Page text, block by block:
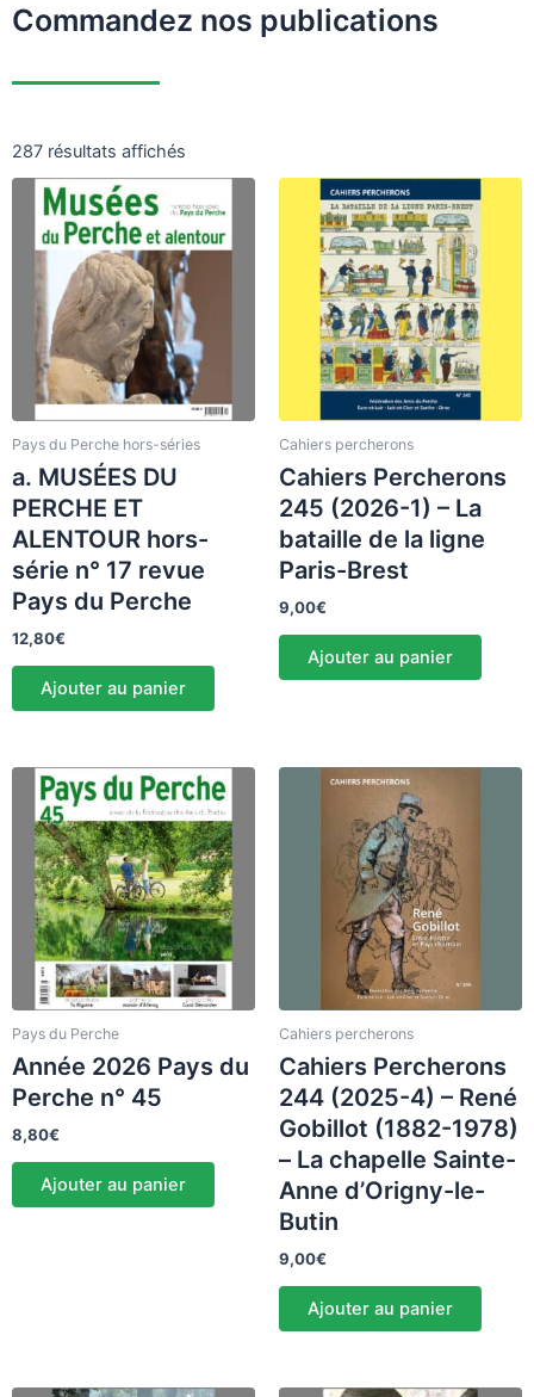
Commandez nos publications
287 résultats affichés
Pays du Perche hors-séries
a. MUSÉES DU
PERCHE ET
ALENTOUR hors-
série n° 17 revue
Pays du Perche
12,80€
Ajouter au panier
Cahiers percherons
Cahiers Percherons
245 (2026-1) – La
bataille de la ligne
Paris-Brest
9,00€
Ajouter au panier
Pays du Perche
Année 2026 Pays du
Perche n° 45
8,80€
Ajouter au panier
Cahiers percherons
Cahiers Percherons
244 (2025-4) – René
Gobillot (1882-1978)
– La chapelle Sainte-
Anne d’Origny-le-
Butin
9,00€
Ajouter au panier